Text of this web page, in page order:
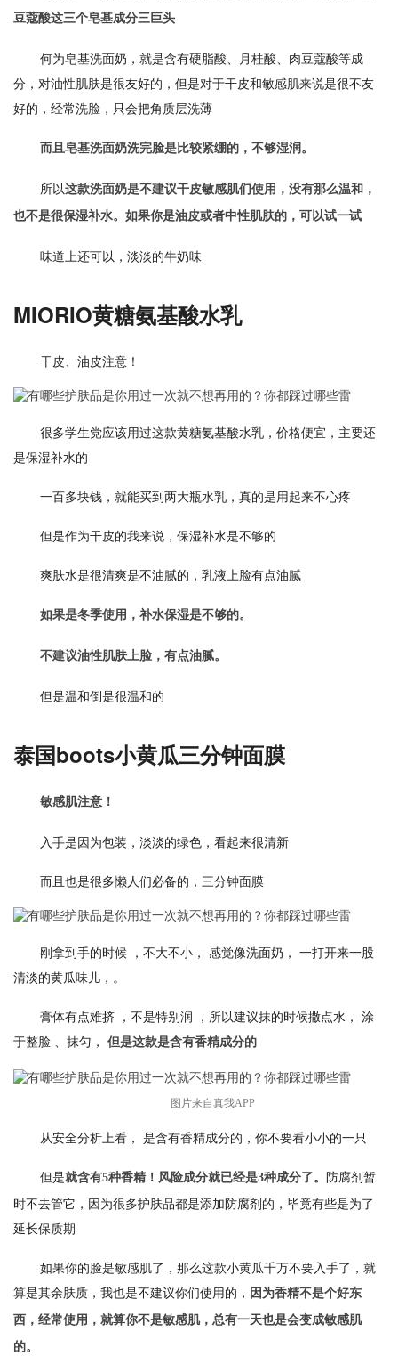
豆蔻酸这三个皂基成分三巨头
何为皂基洗面奶，就是含有硬脂酸、月桂酸、肉豆蔻酸等成
分，对油性肌肤是很友好的，但是对于干皮和敏感肌来说是很不友
好的，经常洗脸，只会把角质层洗薄
而且皂基洗面奶洗完脸是比较紧绷的，不够湿润。
所以这款洗面奶是不建议干皮敏感肌们使用，没有那么温和，
也不是很保湿补水。如果你是油皮或者中性肌肤的，可以试一试
味道上还可以，淡淡的牛奶味
MIORIO黄糖氨基酸水乳
干皮、油皮注意！
很多学生党应该用过这款黄糖氨基酸水乳，价格便宜，主要还
是保湿补水的
一百多块钱，就能买到两大瓶水乳，真的是用起来不心疼
但是作为干皮的我来说，保湿补水是不够的
爽肤水是很清爽是不油腻的，乳液上脸有点油腻
如果是冬季使用，补水保湿是不够的。
不建议油性肌肤上脸，有点油腻。
但是温和倒是很温和的
泰国boots小黄瓜三分钟面膜
敏感肌注意！
入手是因为包装，淡淡的绿色，看起来很清新
而且也是很多懒人们必备的，三分钟面膜
刚拿到手的时候 ，不大不小， 感觉像洗面奶， 一打开来一股
清淡的黄瓜味儿，。
膏体有点难挤 ，不是特别润 ，所以建议抹的时候撒点水， 涂
于整脸 、抹匀，
但是这款是含有香精成分的
图片来自真我APP
从安全分析上看， 是含有香精成分的，你不要看小小的一只
但是就含有5种香精！风险成分就已经是3种成分了。 防腐剂暂
时不去管它，因为很多护肤品都是添加防腐剂的，毕竟有些是为了
延长保质期
如果你的脸是敏感肌了，那么这款小黄瓜千万不要入手了，就
算是其余肤质，我也是不建议你们使用的， 因为香精不是个好东
西，经常使用，就算你不是敏感肌，总有一天也是会变成敏感肌
的。